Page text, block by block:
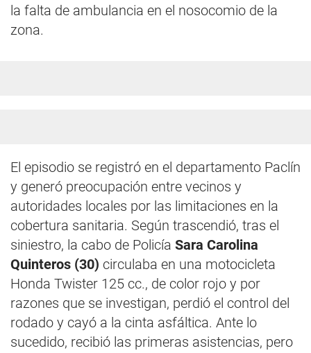
la falta de ambulancia en el nosocomio de la
zona.
El episodio se registró en el departamento Paclín
y generó preocupación entre vecinos y
autoridades locales por las limitaciones en la
cobertura sanitaria. Según trascendió, tras el
siniestro, la cabo de Policía Sara Carolina
Quinteros (30) circulaba en una motocicleta
Honda Twister 125 cc., de color rojo y por
razones que se investigan, perdió el control del
rodado y cayó a la cinta asfáltica. Ante lo
sucedido, recibió las primeras asistencias, pero